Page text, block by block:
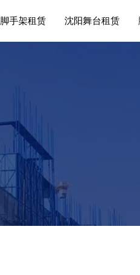
脚手架租赁 沈阳舞台租赁